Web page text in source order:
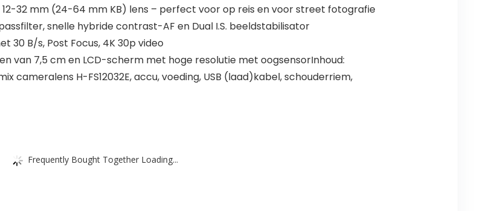
32 mm (24-64 mm KB) lens – perfect voor op reis en voor street fotografie
snelle hybride contrast-AF en Dual I.S. beeldstabilisator
30 B/s, Post Focus, 4K 30p video
7,5 cm en LCD-scherm met hoge resolutie met oogsensorInhoud:
cameralens H-FS12032E, accu, voeding, USB (laad)kabel, schouderriem,
Frequently Bought Together Loading...